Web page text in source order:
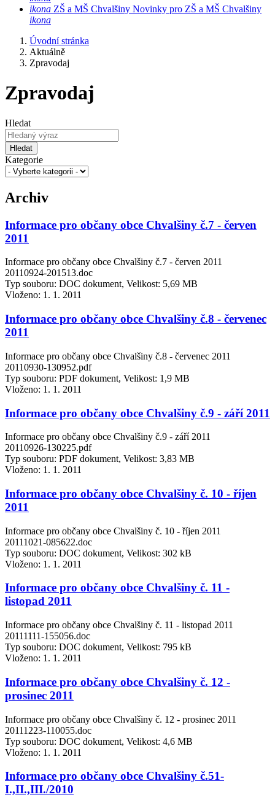
ikona ZŠ a MŠ Chvalšiny Novinky pro ZŠ a MŠ Chvalšiny
ikona
Úvodní stránka
Aktuálně
Zpravodaj
Zpravodaj
Hledat
Hledat
Kategorie
Archiv
Informace pro občany obce Chvalšiny č.7 - červen
2011
Informace pro občany obce Chvalšiny č.7 - červen 2011
20110924-201513.doc
Typ souboru: DOC dokument, Velikost: 5,69 MB
Vloženo: 1. 1. 2011
Informace pro občany obce Chvalšiny č.8 - červenec
2011
Informace pro občany obce Chvalšiny č.8 - červenec 2011
20110930-130952.pdf
Typ souboru: PDF dokument, Velikost: 1,9 MB
Vloženo: 1. 1. 2011
Informace pro občany obce Chvalšiny č.9 - září 2011
Informace pro občany obce Chvalšiny č.9 - září 2011
20110926-130225.pdf
Typ souboru: PDF dokument, Velikost: 3,83 MB
Vloženo: 1. 1. 2011
Informace pro občany obce Chvalšiny č. 10 - říjen
2011
Informace pro občany obce Chvalšiny č. 10 - říjen 2011
20111021-085622.doc
Typ souboru: DOC dokument, Velikost: 302 kB
Vloženo: 1. 1. 2011
Informace pro občany obce Chvalšiny č. 11 -
listopad 2011
Informace pro občany obce Chvalšiny č. 11 - listopad 2011
20111111-155056.doc
Typ souboru: DOC dokument, Velikost: 795 kB
Vloženo: 1. 1. 2011
Informace pro občany obce Chvalšiny č. 12 -
prosinec 2011
Informace pro občany obce Chvalšiny č. 12 - prosinec 2011
20111223-110055.doc
Typ souboru: DOC dokument, Velikost: 4,6 MB
Vloženo: 1. 1. 2011
Informace pro občany obce Chvalšiny č.51-
I.,II.,III./2010